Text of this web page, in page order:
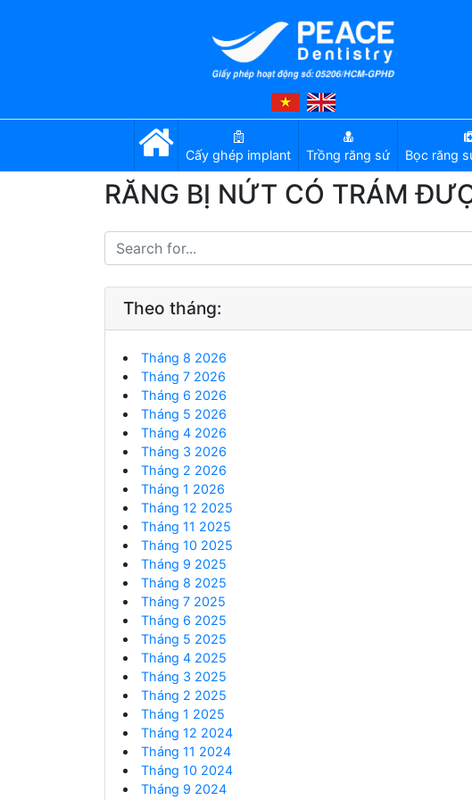
Cấy ghép implant Trồng răng sứ Bọc răng
RĂNG BỊ NỨT CÓ TRÁM
Theo tháng:
Tháng 8 2026
Tháng 7 2026
Tháng 6 2026
Tháng 5 2026
Tháng 4 2026
Tháng 3 2026
Tháng 2 2026
Tháng 1 2026
Tháng 12 2025
Tháng 11 2025
Tháng 10 2025
Tháng 9 2025
Tháng 8 2025
Tháng 7 2025
Tháng 6 2025
Tháng 5 2025
Tháng 4 2025
Tháng 3 2025
Tháng 2 2025
Tháng 1 2025
Tháng 12 2024
Tháng 11 2024
Tháng 10 2024
Tháng 9 2024